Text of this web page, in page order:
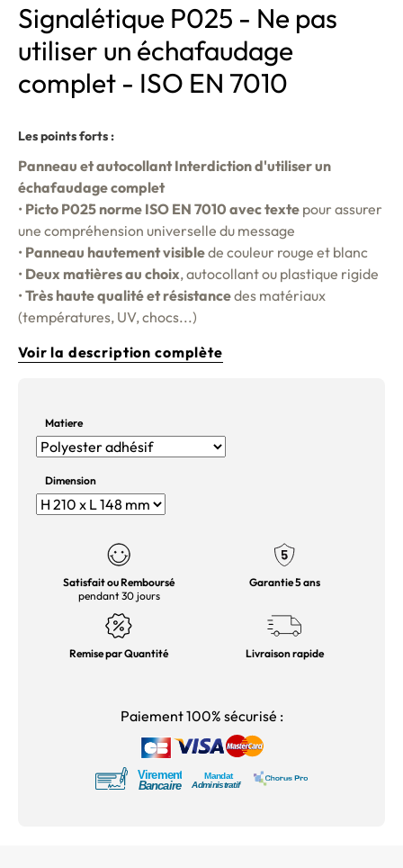
Signalétique P025 - Ne pas
utiliser un échafaudage
complet - ISO EN 7010
Les points forts :
Panneau et autocollant Interdiction d'utiliser un
échafaudage complet
• Picto P025 norme ISO EN 7010 avec texte pour assurer
une compréhension universelle du message
• Panneau hautement visiblede couleur rouge et blanc
• Deux matières au choix, autocollant ou plastique rigide
• Très haute qualité et résistancedes matériaux
(températures, UV, chocs...)
Voir la description complète
Matiere
Dimension
Satisfait ou Remboursé
pendant 30 jours
Garantie 5 ans
Remise par Quantité Livraison rapide
Paiement 100% sécurisé :